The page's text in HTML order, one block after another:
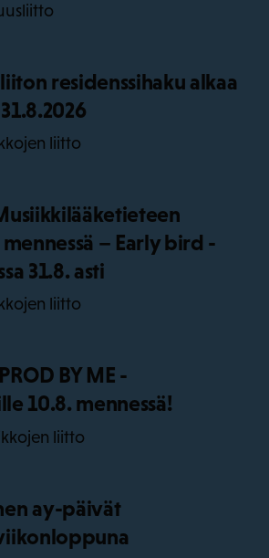
residenssihaku alkaa
liitto
– Early bird -
31.8. asti
liitto
BY ME -
10.8. mennessä!
liitto
ay-päivät